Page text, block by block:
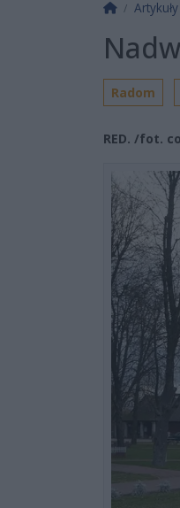
StronaArtykuły
Radom
RED. /fot.